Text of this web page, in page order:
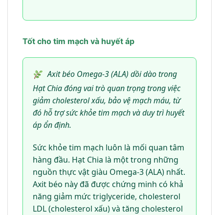
Tốt cho tim mạch và huyết áp
Axit béo Omega-3 (ALA) dồi dào trong
Hạt Chia đóng vai trò quan trọng trong việc
giảm cholesterol xấu, bảo vệ mạch máu, từ
đó hỗ trợ sức khỏe tim mạch và duy trì huyết
áp ổn định.
Sức khỏe tim mạch luôn là mối quan tâm
hàng đầu. Hạt Chia là một trong những
nguồn thực vật giàu Omega-3 (ALA) nhất.
Axit béo này đã được chứng minh có khả
năng giảm mức triglyceride, cholesterol
LDL (cholesterol xấu) và tăng cholesterol